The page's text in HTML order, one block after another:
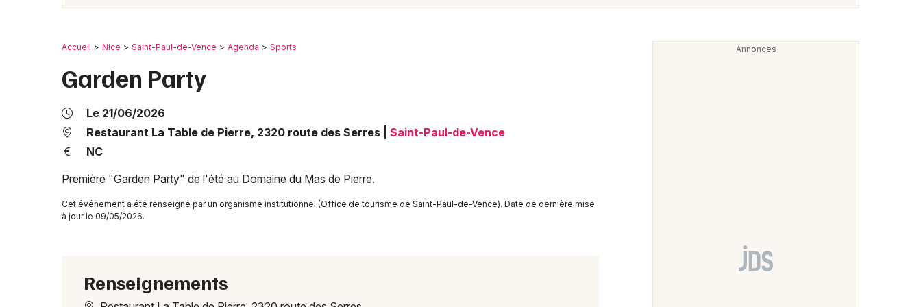
Sorties famille
Sorties & loisirs
Mulhouse
Toulouse
Toutes les villes
Accueil Nice Saint-Paul-de-Vence Agenda Sports
Garden Party
Le 21/06/2026
Restaurant La Table de Pierre, 2320 route des Serres
Saint-Paul-de-Vence
NC
Première "Garden Party" de l'été au Domaine du Mas de Pierre.
Cet événement a été renseigné par un organisme institutionnel (Office de tourisme de Saint-Paul-de-Vence). Date de dernière mise
à jour le 09/05/2026.
Renseignements